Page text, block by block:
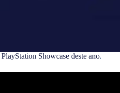
PlayStation Showcase deste ano.